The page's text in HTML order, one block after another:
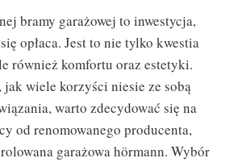
bramy garażowej to inwestycja,
opłaca. Jest to nie tylko kwestia
również komfortu oraz estetyki.
wiele korzyści niesie ze sobą
warto zdecydować się na
od renomowanego producenta,
garażowa hörmann. Wybór